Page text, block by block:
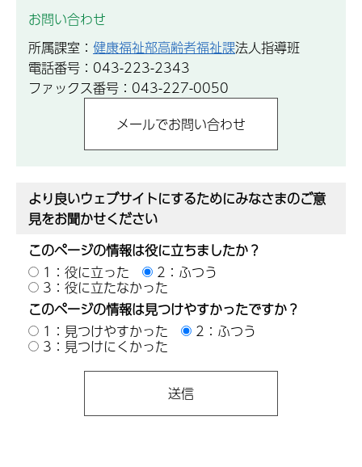
お問い合わせ
所属課室： 健康福祉部高齢者福祉課法人指導班
電話番号：043-223-2343
ファックス番号：043-227-0050
より良いウェブサイトにするためにみなさまのご意
見をお聞かせください
このページの情報は役に立ちましたか？
1：役に立った
2：ふつう
3：役に立たなかった
このページの情報は見つけやすかったですか？
1：見つけやすかった
2：ふつう
3：見つけにくかった